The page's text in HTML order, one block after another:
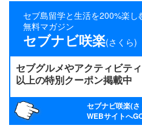
セブ島留学と生活を200%楽し
無料マガジン
セブナビ咲楽(さくら)
セブグルメやアクティビテ
以上の特別クーポン掲載中
セブナビ咲楽(
WEBサイトへ